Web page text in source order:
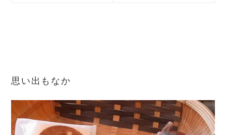
思い出もなか